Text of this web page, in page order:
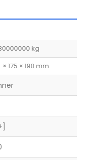
kg
175 × 190 mm